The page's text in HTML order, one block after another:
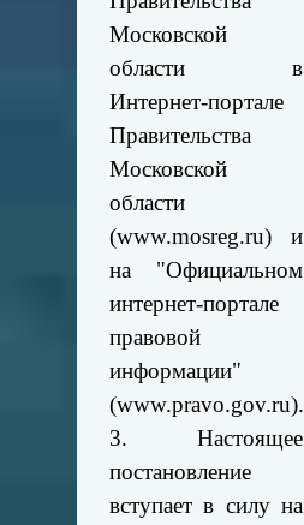
Московской
области в
Интернет-портале
Правительства
Московской
области
(www.mosreg.ru) и
на "Официальном
интернет-портале
правовой
информации"
(www.pravo.gov.ru).
3. Настоящее
постановление
вступает в силу на